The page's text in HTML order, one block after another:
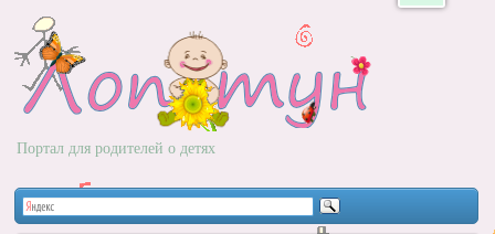
Портал для родителей о детях